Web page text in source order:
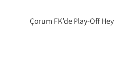
Çorum FK’de Play-Off